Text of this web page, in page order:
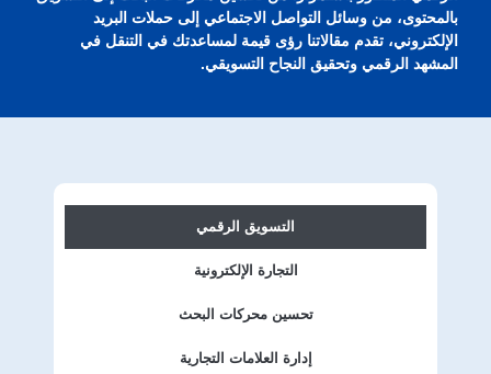
بالمحتوى، من وسائل التواصل الاجتماعي إلى حملات البريد
الإلكتروني، تقدم مقالاتنا رؤى قيمة لمساعدتك في التنقل في
المشهد الرقمي وتحقيق النجاح التسويقي.
التسويق الرقمي
التجارة الإلكترونية
تحسين محركات البحث
إدارة العلامات التجارية